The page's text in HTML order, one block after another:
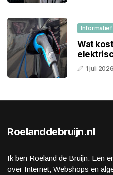
Informatief
Wat
100
1 juli 2026
Roelanddebruijn.nl
Ik ben Roeland de Bruijn. Een
over Internet, Webshops en